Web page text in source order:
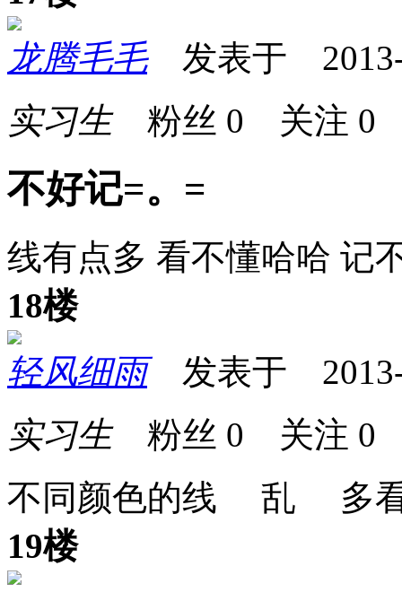
龙腾毛毛发表于 2013-
实习生粉丝 0 关注 0
不好记=。=
线有点多 看不懂哈哈 记
18楼
轻风细雨发表于 2013-
实习生粉丝 0 关注 0
不同颜色的线 乱 多
19楼